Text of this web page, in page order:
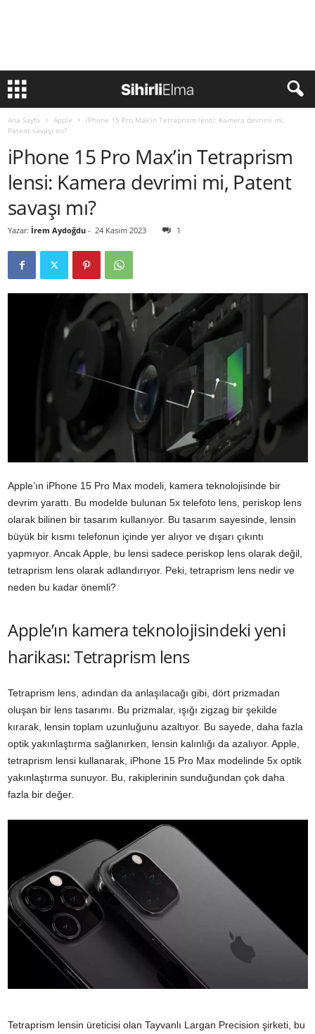
Ana Sayfa Apple
iPhone 15 Pro Max’in Tetraprism lensi: Kamera devrimi mi,
Patent savaşı mı?
iPhone 15 Pro Max’in Tetraprism
lensi: Kamera devrimi mi, Patent
savaşı mı?
Yazar: İrem Aydoğdu - 24 Kasım 2023 1
Apple’ın iPhone 15 Pro Max modeli, kamera teknolojisinde bir
devrim yarattı. Bu modelde bulunan 5x telefoto lens, periskop lens
olarak bilinen bir tasarım kullanıyor. Bu tasarım sayesinde, lensin
büyük bir kısmı telefonun içinde yer alıyor ve dışarı çıkıntı
yapmıyor. Ancak Apple, bu lensi sadece periskop lens olarak değil,
tetraprism lens olarak adlandırıyor. Peki, tetraprism lens nedir ve
neden bu kadar önemli?
Apple’ın kamera teknolojisindeki yeni
harikası: Tetraprism lens
Tetraprism lens, adından da anlaşılacağı gibi, dört prizmadan
oluşan bir lens tasarımı. Bu prizmalar, ışığı zigzag bir şekilde
kırarak, lensin toplam uzunluğunu azaltıyor. Bu sayede, daha fazla
optik yakınlaştırma sağlanırken, lensin kalınlığı da azalıyor. Apple,
tetraprism lensi kullanarak, iPhone 15 Pro Max modelinde 5x optik
yakınlaştırma sunuyor. Bu, rakiplerinin sunduğundan çok daha
fazla bir değer.
Tetraprism lensin üreticisi olan Tayvanlı Largan Precision şirketi, bu